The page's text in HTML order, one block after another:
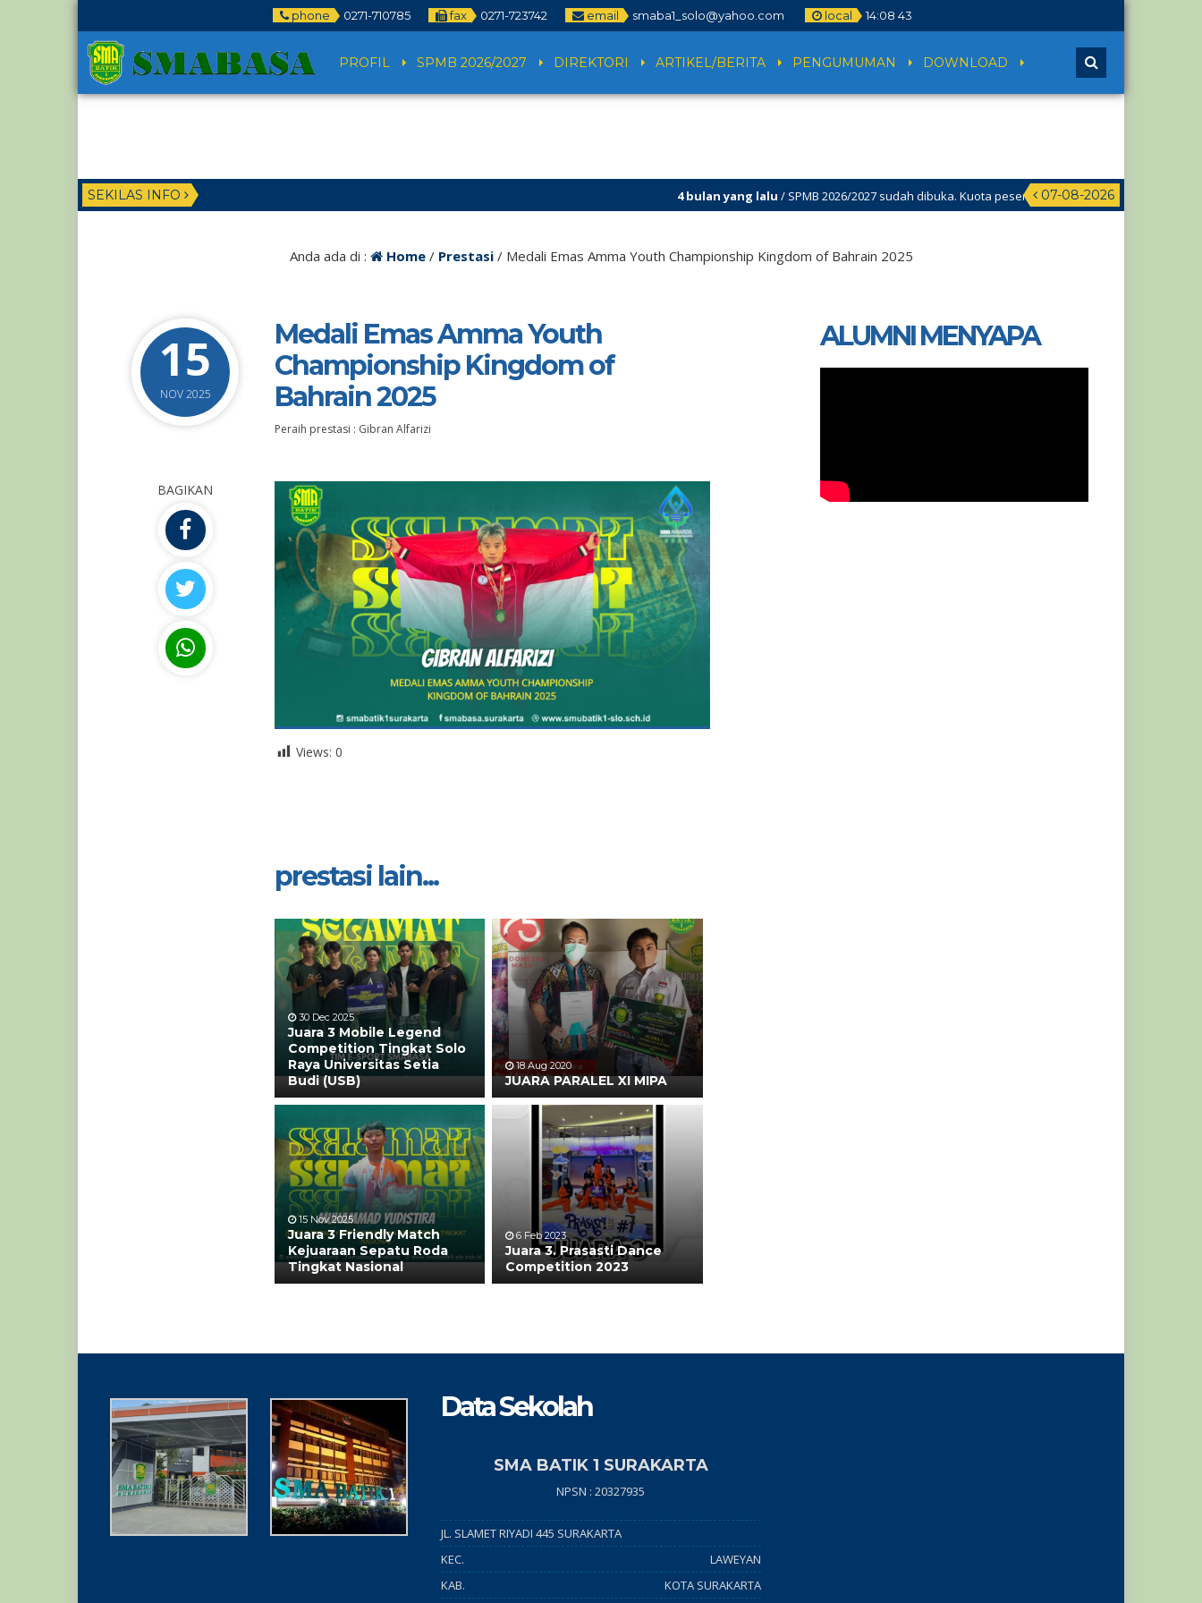
phone 0271-710785 fax 0271-723742 email smaba1_solo@yahoo.com local 14:08 43
PROFIL SPMB 2026/2027 DIREKTORI ARTIKEL/BERITA PENGUMUMAN DOWNLOAD
SEKILAS INFO 07-08-2026
4 bulan yang lalu/ SPMB 2026/2027 sudah dibuka. Kuota peserta didik hampir penuh. Silakan segera
Anda ada di : Home/ Prestasi/ Medali Emas Amma Youth Championship Kingdom of Bahrain 2025
15
NOV 2025
Medali Emas Amma Youth
Championship Kingdom of
Bahrain 2025
Peraih prestasi : Gibran Alfarizi
BAGIKAN
Views: 0
prestasi lain...
30 Dec 2025
Juara 3 Mobile Legend
Competition Tingkat Solo
Raya Universitas Setia
Budi (USB)
18 Aug 2020
JUARA PARALEL XI MIPA
15 Nov 2025
Juara 3 Friendly Match
Kejuaraan Sepatu Roda
Tingkat Nasional
6 Feb 2023
Juara 3. Prasasti Dance
Competition 2023
ALUMNI MENYAPA
Data Sekolah
SMA BATIK 1 SURAKARTA
NPSN : 20327935
JL. SLAMET RIYADI 445 SURAKARTA
KEC.
LAWEYAN
KAB.
KOTA SURAKARTA